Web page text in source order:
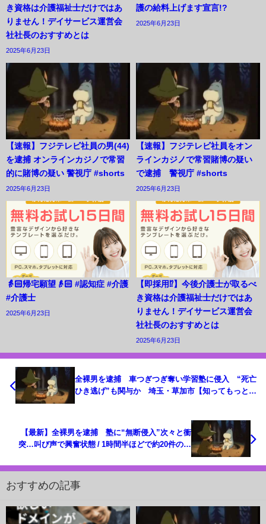
き資格は介護福祉士だけではあ
りません！デイサービス運営会
社社長のおすすめとは
2025年6月23日
護の給料上げます宣言!?
2025年6月23日
【速報】フジテレビ社員の男(44)
を逮捕 オンラインカジノで常習
的に賭博の疑い 警視庁 #shorts
2025年6月23日
【速報】フジテレビ社員をオン
ラインカジノで常習賭博の疑い
で逮捕 警視庁 #shorts
2025年6月23日
👵🏻帰宅願望👴🏻 #認知症 #介護
#介護士
2025年6月23日
【即採用⁉︎】今後介護士が取るべ
き資格は介護福祉士だけではあ
りません！デイサービス運営会
社社長のおすすめとは
2025年6月23日
全裸男を逮捕 車つぎつぎ奪い学習塾に侵入 “死亡
ひき逃げ”も関与か 埼玉・草加市【知ってもっと】
【最新】全裸男を逮捕 塾に“無断侵入”次々と衝
突…叫び声で興奮状態 / 1時間半ほどで約20件の事
──ニュースまとめライブ（日テレNEWSLIVE）
おすすめの記事